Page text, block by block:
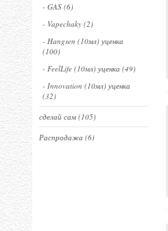
- GAS (6)
- Vapechaky (2)
- Hangsen (10мл) уценка
(100)
- FeelLife (10мл) уценка (49)
- Innovation (10мл) уценка
(32)
сделай сам (105)
Распродажа (6)